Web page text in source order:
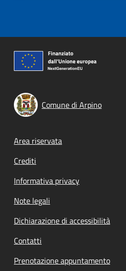
Comune di Arpino
Footer menu
Area riservata
Crediti
Informativa privacy
Note legali
Dichiarazione di accessibilità
Contatti
Prenotazione appuntamento